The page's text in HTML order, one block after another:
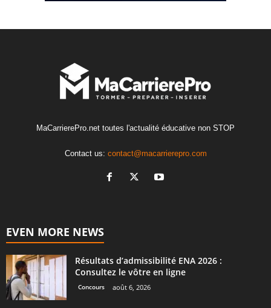
MaCarrierePro.net toutes l'actualité éducative non STOP
Contact us: contact@macarrierepro.com
EVEN MORE NEWS
Résultats d’admissibilité ENA 2026 :
Consultez le vôtre en ligne
Concours août 6, 2026